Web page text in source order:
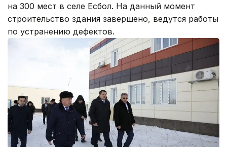
на 300 мест в селе Есбол. На данный момент
строительство здания завершено, ведутся работы
по устранению дефектов.